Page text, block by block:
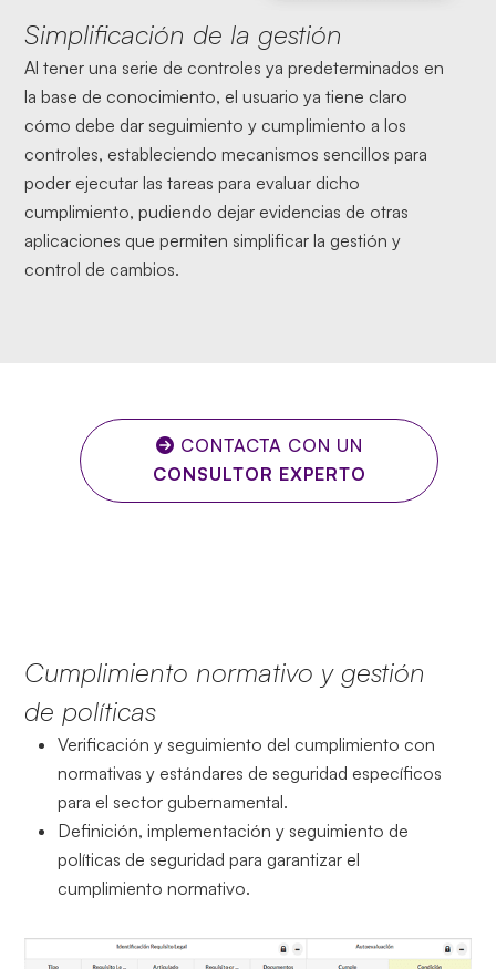
Simplificación de la gestión
Al tener una serie de controles ya predeterminados en
la base de conocimiento, el usuario ya tiene claro
cómo debe dar seguimiento y cumplimiento a los
controles, estableciendo mecanismos sencillos para
poder ejecutar las tareas para evaluar dicho
cumplimiento, pudiendo dejar evidencias de otras
aplicaciones que permiten simplificar la gestión y
control de cambios.
CONTACTA CON UN
CONSULTOR EXPERTO
Cumplimiento normativo y gestión
de políticas
Verificación y seguimiento del cumplimiento con
normativas y estándares de seguridad específicos
para el sector gubernamental.
Definición, implementación y seguimiento de
políticas de seguridad para garantizar el
cumplimiento normativo.